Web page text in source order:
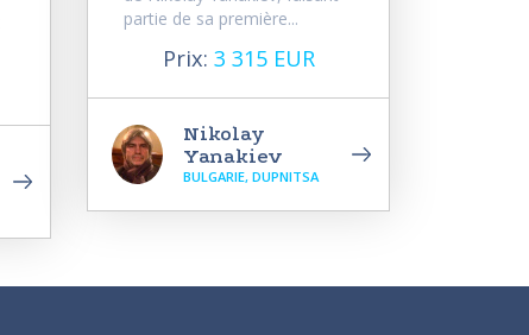
partie de sa première...
Prix: 3 315 EUR
Nikolay
Yanakiev
BULGARIE, DUPNITSA